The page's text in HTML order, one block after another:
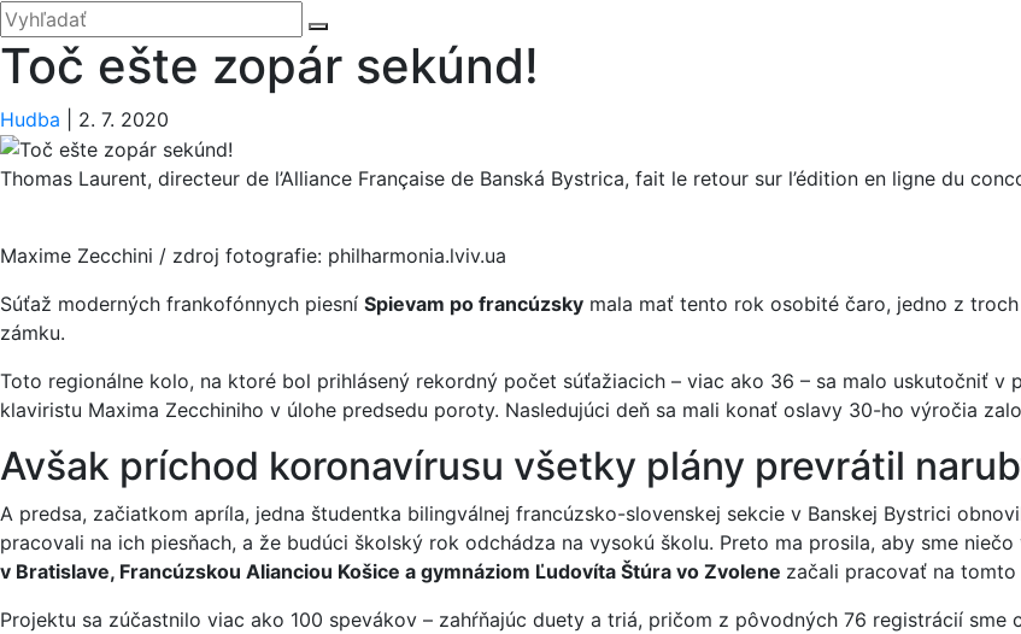
'.__('Search').'
Zatvoriť
Hľadať:
Vyhľadať
Toč ešte zopár sekúnd!
Hudba 2. 7. 2020
Thomas Laurent, directeur de l’Alliance Française de Banská Bystrica, fait le retour sur l’édition en ligne du
Maxime Zecchini / zdroj fotografie: philharmonia.lviv.ua
Súťaž moderných frankofónnych piesní Spievam po francúzsky mala mať tento rok osobité čaro, jedno z
zámku.
Toto regionálne kolo, na ktoré bol prihlásený rekordný počet súťažiacich – viac ako 36 – sa malo uskutočniť v
klaviristu Maxima Zecchiniho v úlohe predsedu poroty. Nasledujúci deň sa mali konať oslavy 30-ho výročia
Avšak príchod koronavírusu všetky plány prevrátil
A predsa, začiatkom apríla, jedna študentka bilingválnej francúzsko-slovenskej sekcie v Banskej Bystrici
pracovali na ich piesňach, a že budúci školský rok odchádza na vysokú školu. Preto ma prosila, aby sme
v Bratislave, Francúzskou Alianciou Košice a gymnáziom Ľudovíta Štúra vo Zvolene začali pracovať na
Projektu sa zúčastnilo viac ako 100 spevákov – zahŕňajúc duety a triá, pričom z pôvodných 76 registrácií